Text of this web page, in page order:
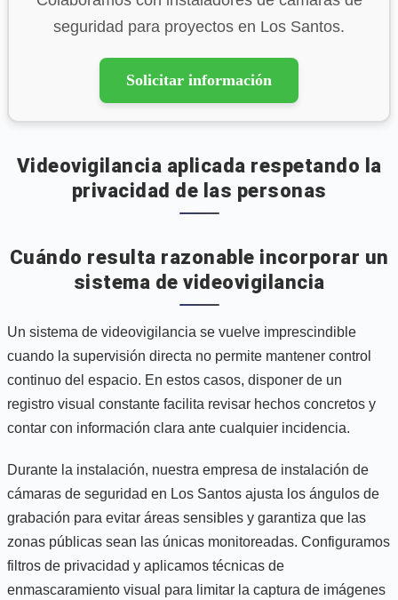
seguridad para proyectos en Los Santos.
Solicitar información
Videovigilancia aplicada respetando la
privacidad de las personas
Cuándo resulta razonable incorporar un
sistema de videovigilancia
Un sistema de videovigilancia se vuelve imprescindible
cuando la supervisión directa no permite mantener control
continuo del espacio. En estos casos, disponer de un
registro visual constante facilita revisar hechos concretos y
contar con información clara ante cualquier incidencia.
Durante la instalación, nuestra empresa de instalación de
cámaras de seguridad en Los Santos ajusta los ángulos de
grabación para evitar áreas sensibles y garantiza que las
zonas públicas sean las únicas monitoreadas. Configuramos
filtros de privacidad y aplicamos técnicas de
enmascaramiento visual para limitar la captura de imágenes